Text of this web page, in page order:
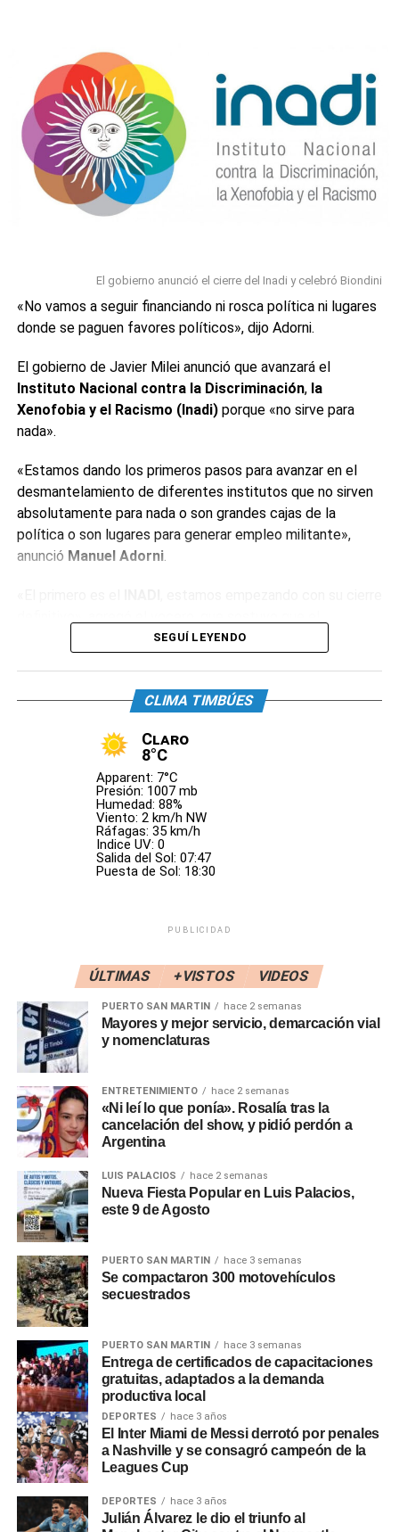
mirando los números todo el tiempo».A su vez, Luis
Caputo había confirmado que utilizaba los datos de bot de
Jumbo en un reportaje con Jonatan Viale en TN el pasado.
«El Jumbo BOT dice que la inflación de precios en abril dio
negativo», había dicho entusiasmado.
0 0
El gobierno anunció el cierre del Inadi y celebró Biondini
«No vamos a seguir financiando ni rosca política ni lugares
donde se paguen favores políticos», dijo Adorni.
El gobierno de Javier Milei anunció que avanzará el
Instituto Nacional contra la Discriminación, la
Xenofobia y el Racismo (Inadi)porque «no sirve para
nada».
«Estamos dando los primeros pasos para avanzar en el
desmantelamiento de diferentes institutos que no sirven
absolutamente para nada o son grandes cajas de la
política o son lugares para generar empleo militante»,
anunció Manuel Adorni.
organismo «tiene alrededor de 400 empleados y decenas
idoneidad», reconoció.
El dirigente neonazi Alejandro Biondini
«La primera medida con la que estoy de acuerdo. Hasta
INADIsólo había servido para perseguir al
Nacionalismo y otras expresiones. Era una herramienta
para coartar la libertad de opinión en forma arbitraria y
selectiva. Me alegra que lo desmantelen», dijo
, que será la encargada del desmantelamiento.
«No vamos a seguir financiando ni rosca política ni lugares
donde se paguen favores políticos, ni donde hayan
decenas o cientos de puestos jerárquicos que no suman
nada», insistióAdorni. «Hay un sin fin de institutos que el
Presidente está decidido a cerrar o desmantelar», agregó.
«Los trámites burocráticos no siempre son tan sencillos,
lamentablemente la burocracia pone algunos límites. Nos
encantaría que el INADI esté cerrado hoy, pero no se
puede», continuó el vocero en conferencia de prensa.
Adorniexplicó que el cierre de organismos «en algunos
será por decreto, en otros bastará con la decisión de cada
ministro». Respecto a los posibles despidos,
que «empleado que esté de más no tiene razón de ser
que un argentino abone su sueldo con sus impuestos».
SEGUÍ LEYENDO
CLIMA TIMBÚES
Claro
8°C
Apparent: 7°C
Presión: 1007 mb
Humedad: 88%
Viento: 2 km/h NW
Ráfagas: 35 km/h
Indice UV: 0
Salida del Sol: 07:47
Puesta de Sol: 18:30
PUBLICIDAD
ÚLTIMAS +VISTOS VIDEOS
PUERTO SAN MARTIN hace 2 semanas
Mayores y mejor servicio, demarcación vial
y nomenclaturas
ENTRETENIMIENTO hace 2 semanas
«Ni leí lo que ponía». Rosalía tras la
cancelación del show, y pidió perdón a
Argentina
LUIS PALACIOS hace 2 semanas
Nueva Fiesta Popular en Luis Palacios,
este 9 de Agosto
PUERTO SAN MARTIN hace 3 semanas
Se compactaron 300 motovehículos
secuestrados
PUERTO SAN MARTIN hace 3 semanas
Entrega de certificados de capacitaciones
gratuitas, adaptados a la demanda
productiva local
DEPORTES hace 3 años
El Inter Miami de Messi derrotó por penales
a Nashville y se consagró campeón de la
Leagues Cup
DEPORTES hace 3 años
Julián Álvarez le dio el triunfo al